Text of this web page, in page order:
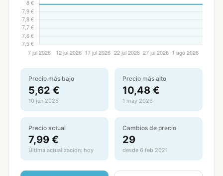
Precio más bajo
5,62 €
10 jun 2025
Precio más alto
10,48 €
1 may 2026
Precio actual
7,99 €
Última actualización: hoy
Cambios de precio
29
desde 6 feb 2021